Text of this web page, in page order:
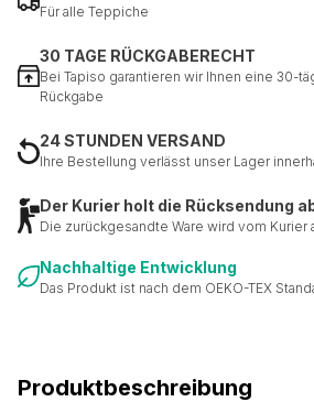
Produktbeschreibung
Für alle Teppiche
30 TAGE RÜCKGABERECHT
Bei Tapiso garantieren wir Ihnen eine 30-
Rückgabe
24 STUNDEN VERSAND
Ihre Bestellung verlässt unser Lager
Der Kurier holt die Rücksendung
Die zurückgesandte Ware wird vom Kurier
Nachhaltige Entwicklung
Das Produkt ist nach dem OEKO-TEX